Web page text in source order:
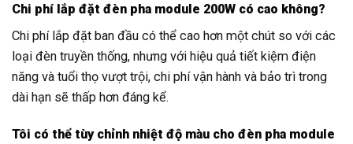
Chi phí lắp đặt đèn pha module 200W có cao không?
Chi phí lắp đặt ban đầu có thể cao hơn một chút so với các
loại đèn truyền thống, nhưng với hiệu quả tiết kiệm điện
năng và tuổi thọ vượt trội, chi phí vận hành và bảo trì trong
dài hạn sẽ thấp hơn đáng kể.
Tôi có thể tùy chỉnh nhiệt độ màu cho đèn pha module